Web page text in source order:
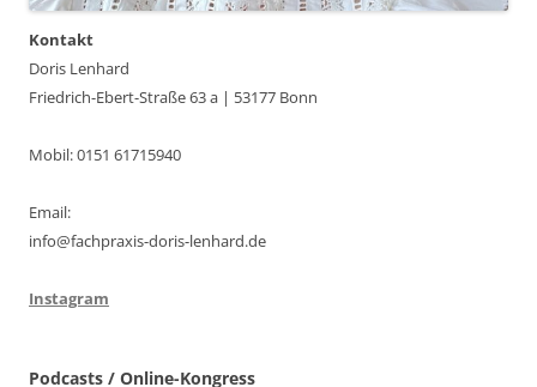
Kontakt
Doris Lenhard
Friedrich-Ebert-Straße 63 a | 53177 Bonn
Mobil: 0151 61715940
Email:
info@fachpraxis-doris-lenhard.de
Instagram
Podcasts / Online-Kongress